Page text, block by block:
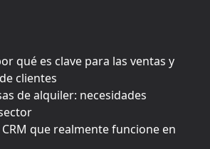
qué es clave para las ventas y
clientes
de alquiler: necesidades
que realmente funcione en